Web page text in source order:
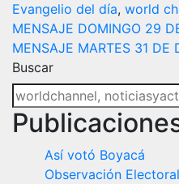
Evangelio del día, world
Navegación
de
entradas
MENSAJE DOMINGO 29
MENSAJE MARTES 31 DE
Buscar
Así votó Boyacá
Observación